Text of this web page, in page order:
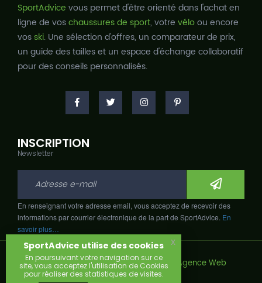
SportAdvice vous permet d'être orienté dans l'achat en
ligne de voschaussures de sport, votre véloou encore
vosski. Une sélection d'offres, un comparateur de prix,
un guide des tailles et un espace d'échange collaboratif
pour des conseils personnalisés.
INSCRIPTION
Newsletter
En renseignant votre adresse email, vous acceptez de recevoir des
informations par courrier électronique de la part de SportAdvice. En
savoir plus…
Copyright © 2026, Développé avec par
Agence Web
Narobaz.
SportAdvice utilise des cookies
En poursuivant votre navigation sur ce
site, vous acceptez l'utilisation de Cookies
pour réaliser des statistiques de visites.
x